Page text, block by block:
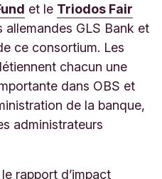
et le Triodos Fair
allemandes GLS Bank et
ce consortium. Les
chacun une
dans OBS et
de la banque,
administrateurs
rapport d’impact